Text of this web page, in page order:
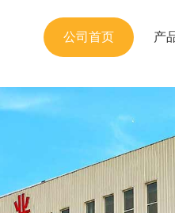
公司首页 产